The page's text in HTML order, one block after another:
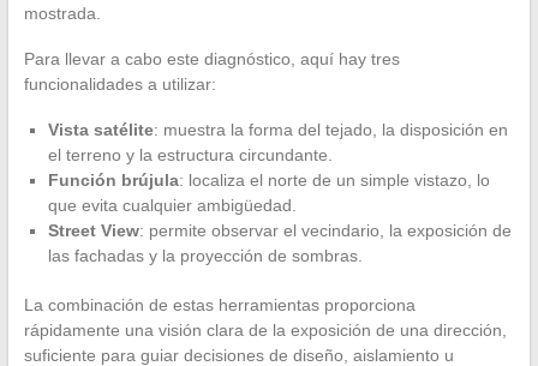
mostrada.
Para llevar a cabo este diagnóstico, aquí hay tres
funcionalidades a utilizar:
Vista satélite: muestra la forma del tejado, la disposición en
el terreno y la estructura circundante.
Función brújula: localiza el norte de un simple vistazo, lo
que evita cualquier ambigüedad.
Street View: permite observar el vecindario, la exposición de
las fachadas y la proyección de sombras.
La combinación de estas herramientas proporciona
rápidamente una visión clara de la exposición de una dirección,
suficiente para guiar decisiones de diseño, aislamiento u